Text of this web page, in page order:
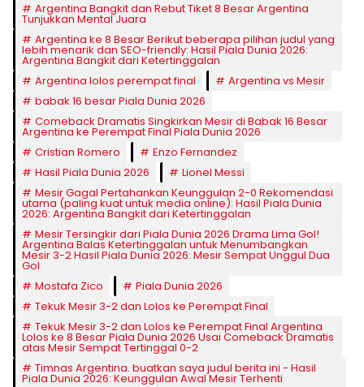
Argentina Bangkit dan Rebut Tiket 8 Besar Argentina
Tunjukkan Mental Juara
Argentina ke 8 Besar Berikut beberapa pilihan judul yang
lebih menarik dan SEO-friendly: Hasil Piala Dunia 2026:
Argentina Bangkit dari Ketertinggalan
Argentina lolos perempat final
Argentina vs Mesir
babak 16 besar Piala Dunia 2026
Comeback Dramatis Singkirkan Mesir di Babak 16 Besar
Argentina ke Perempat Final Piala Dunia 2026
Cristian Romero
Enzo Fernandez
Hasil Piala Dunia 2026
Lionel Messi
Mesir Gagal Pertahankan Keunggulan 2-0 Rekomendasi
utama (paling kuat untuk media online): Hasil Piala Dunia
2026: Argentina Bangkit dari Ketertinggalan
Mesir Tersingkir dari Piala Dunia 2026 Drama Lima Gol!
Argentina Balas Ketertinggalan untuk Menumbangkan
Mesir 3-2 Hasil Piala Dunia 2026: Mesir Sempat Unggul Dua
Gol
Mostafa Zico
Piala Dunia 2026
Tekuk Mesir 3-2 dan Lolos ke Perempat Final
Tekuk Mesir 3-2 dan Lolos ke Perempat Final Argentina
Lolos ke 8 Besar Piala Dunia 2026 Usai Comeback Dramatis
atas Mesir Sempat Tertinggal 0-2
Timnas Argentina. buatkan saya judul berita ini - Hasil
Piala Dunia 2026: Keunggulan Awal Mesir Terhenti